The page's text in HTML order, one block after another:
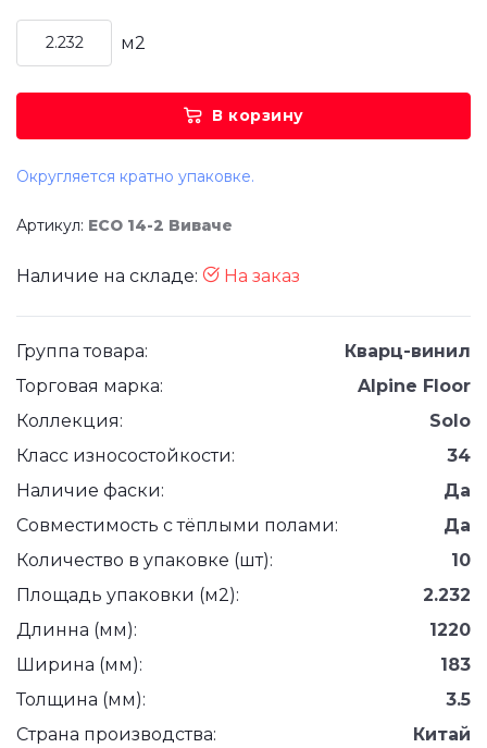
м2
В корзину
Округляется кратно упаковке.
Артикул: ЕСО 14-2 Виваче
Наличие на складе: На заказ
Группа товара:
Кварц-винил
Торговая марка:
Alpine Floor
Коллекция:
Solo
Класс износостойкости:
34
Наличие фаски:
Да
Совместимость с тёплыми полами:
Да
Количество в упаковке (шт):
10
Площадь упаковки (м2):
2.232
Длинна (мм):
1220
Ширина (мм):
183
Толщина (мм):
3.5
Страна производства:
Китай